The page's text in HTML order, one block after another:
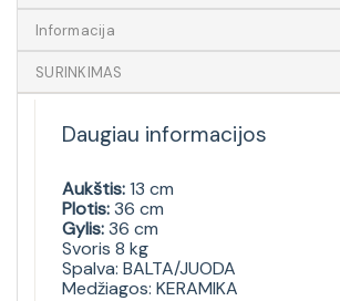
Informacija
SURINKIMAS
Daugiau informacijos
Aukštis:13 cm
Plotis:36 cm
Gylis:36 cm
Svoris 8 kg
Spalva: BALTA/JUODA
Medžiagos: KERAMIKA